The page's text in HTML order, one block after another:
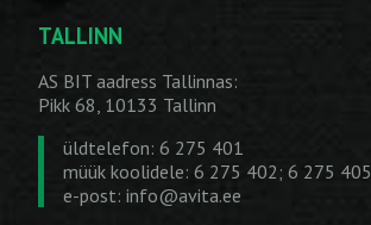
TALLINN
AS BIT aadress Tallinnas:
Pikk 68, 10133 Tallinn
üldtelefon: 6 275 401
müük koolidele: 6 275 402; 6 275 405
e-post: info@avita.ee